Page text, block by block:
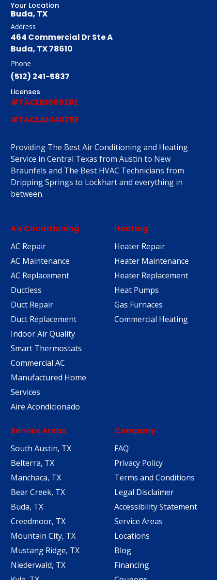
Your Location
Buda, TX
Address
464 Commercial Dr Ste A
Buda, TX 78610
Phone
(512) 241-5837
Licenses
#TACLB108628E
#TACLA104078E
Providing The Best Air Conditioning and Heating
Service in Central Texas from Austin to New
Braunfels and The Best HVAC Technicians from
Dripping Springs to Lockhart and everything in
between.
Air Conditioning
AC Repair
AC Maintenance
AC Replacement
Ductless
Duct Repair
Duct Replacement
Indoor Air Quality
Smart Thermostats
Commercial AC
Manufactured Home
Services
Aire Acondicionado
Heating
Heater Repair
Heater Maintenance
Heater Replacement
Heat Pumps
Gas Furnaces
Commercial Heating
Service Areas
South Austin, TX
Belterra, TX
Manchaca, TX
Bear Creek, TX
Buda, TX
Creedmoor, TX
Mountain City, TX
Mustang Ridge, TX
Niederwald, TX
Company
FAQ
Privacy Policy
Terms and Conditions
Legal Disclaimer
Accessibility Statement
Service Areas
Locations
Blog
Financing